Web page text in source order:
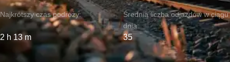
Najkrótszy czas podróży:
2 h 13 m
Średnia liczba odjazdów w ciągu
dnia:
35